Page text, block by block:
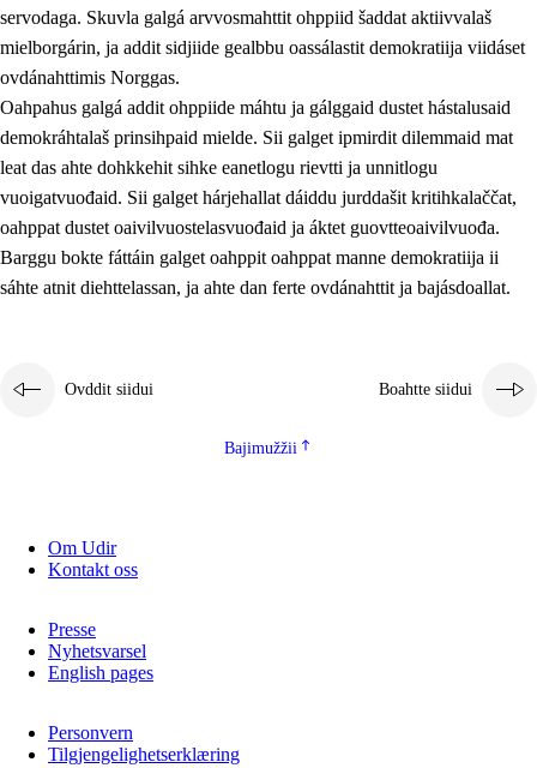
2.3 Vuođđogálggat
2.4 Oahppat oahppat
Fágaidrasttideaddji fáttát
2.5 Fágaidrasttideaddji fáttát
2.5.1 Álbmotdearvvašvuohta ja eallimis birget
2.5.2 Demokratiija ja mielborgárvuohta
2.5.3 Guoddevaš ovdáneapmi
servodaga. Skuvla galgá arvvosmahttit ohppiid šaddat aktiivvalaš
mielborgárin, ja addit sidjiide gealbbu oassálastit demokratiija viidáset
ovdánahttimis Norggas.
Oahpahus galgá addit ohppiide máhtu ja gálggaid dustet hástalusaid
demokráhtalaš prinsihpaid mielde. Sii galget ipmirdit dilemmaid mat
leat das ahte dohkkehit sihke eanetlogu rievtti ja unnitlogu
vuoigatvuođaid. Sii galget hárjehallat dáiddu jurddašit kritihkalaččat,
oahppat dustet oaivilvuostelasvuođaid ja áktet guovtteoaivilvuođa.
Barggu bokte fáttáin galget oahppit oahppat manne demokratiija ii
sáhte atnit diehttelassan, ja ahte dan ferte ovdánahttit ja bajásdoallat.
Ovddit siidui Boahtte siidui
Bajimužžii
Om Udir
Kontakt oss
Presse
Nyhetsvarsel
English pages
Personvern
Tilgjengelighetserklæring